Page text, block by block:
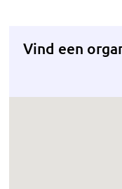
Vind een